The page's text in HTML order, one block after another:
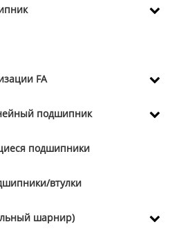
FA
подшипник
подшипники
втулки
шарнир)